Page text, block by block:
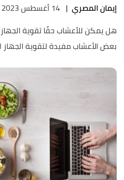
إيمان المصري | 14 أغسطس 2023
هل يمكن للأعشاب حقًا تقوية
بعض الأعشاب مفيدة لتقوية الجهاز